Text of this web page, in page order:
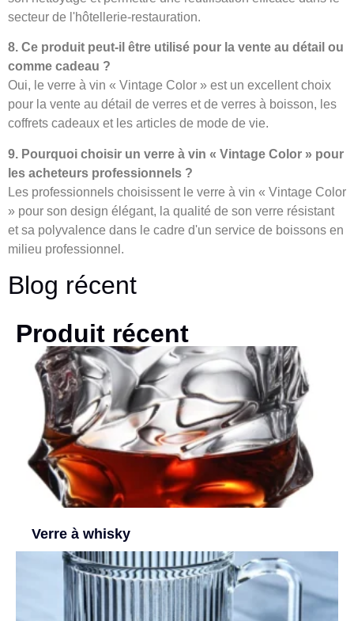
secteur de l'hôtellerie-restauration.
8. Ce produit peut-il être utilisé pour la vente au détail ou
comme cadeau ?
Oui, le verre à vin « Vintage Color » est un excellent choix
pour la vente au détail de verres et de verres à boisson, les
coffrets cadeaux et les articles de mode de vie.
9. Pourquoi choisir un verre à vin « Vintage Color » pour
les acheteurs professionnels ?
Les professionnels choisissent le verre à vin « Vintage Color
» pour son design élégant, la qualité de son verre résistant
et sa polyvalence dans le cadre d'un service de boissons en
milieu professionnel.
Blog récent
Produit récent
Verre à whisky